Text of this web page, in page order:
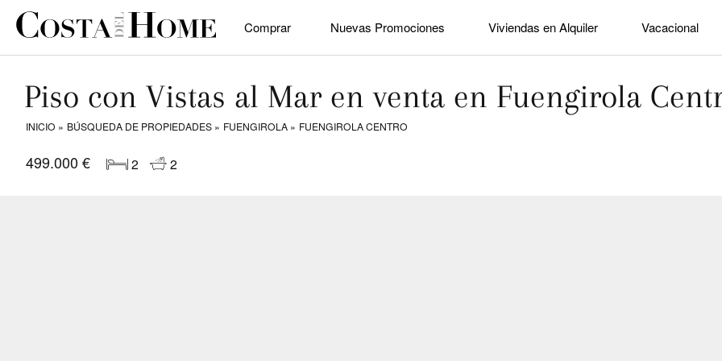
Comprar Nuevas Promociones Viviendas en Alquiler Vacacional
Piso con Vistas al Mar en venta en Fuengirola
INICIO BÚSQUEDA DE PROPIEDADES FUENGIROLA FUENGIROLA CENTRO
499.000 € 2 2